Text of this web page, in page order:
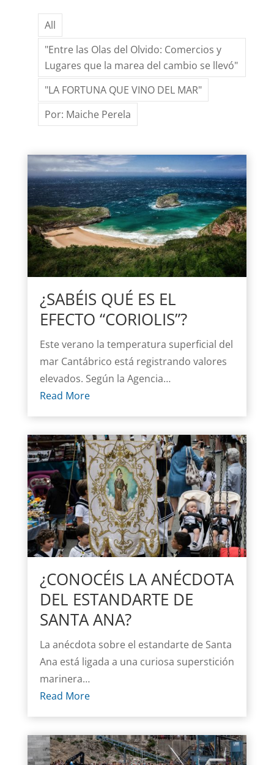
All
"Entre las Olas del Olvido: Comercios y
Lugares que la marea del cambio se llevó"
"LA FORTUNA QUE VINO DEL MAR"
Por: Maiche Perela
¿SABÉIS QUÉ ES EL
EFECTO “CORIOLIS”?
Este verano la temperatura superficial del
mar Cantábrico está registrando valores
elevados. Según la Agencia…
Read More
¿CONOCÉIS LA ANÉCDOTA
DEL ESTANDARTE DE
SANTA ANA?
La anécdota sobre el estandarte de Santa
Ana está ligada a una curiosa superstición
marinera…
Read More